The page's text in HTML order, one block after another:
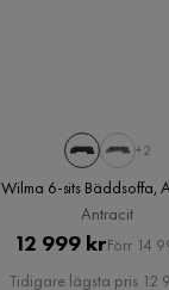
+2
Wilma 6-sits Bäddsoffa,
Antracit
Pris
12 999 krOriginal
Pris
Förr 14
Tidigare lägsta pris 12